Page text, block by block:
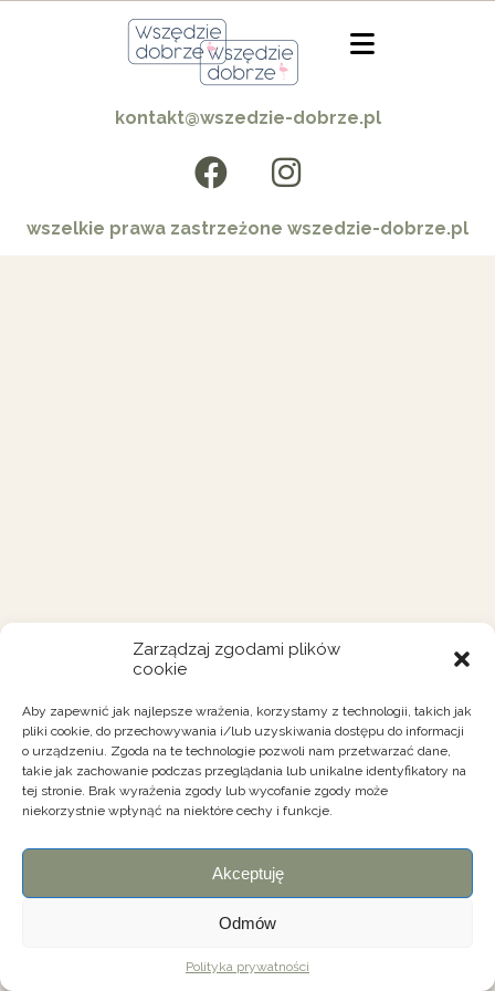
Zarządzaj zgodami plików
cookie
Aby zapewnić jak najlepsze wrażenia, korzystamy z technologii, takich jak
pliki cookie, do przechowywania i/lub uzyskiwania dostępu do informacji
o urządzeniu. Zgoda na te technologie pozwoli nam przetwarzać dane,
takie jak zachowanie podczas przeglądania lub unikalne identyfikatory na
tej stronie. Brak wyrażenia zgody lub wycofanie zgody może
niekorzystnie wpłynąć na niektóre cechy i funkcje.
Akceptuję
Odmów
Polityka prywatności
kontakt@wszedzie-dobrze.pl
wszelkie prawa zastrzeżone wszedzie-dobrze.pl